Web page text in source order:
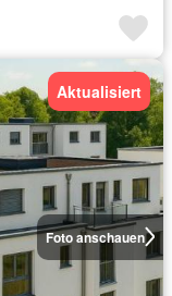
Foto anschauen
Aktualisiert